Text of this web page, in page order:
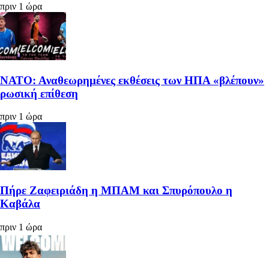
πριν 1 ώρα
ΝΑΤΟ: Αναθεωρημένες εκθέσεις των ΗΠΑ «βλέπουν»
ρωσική επίθεση
πριν 1 ώρα
Πήρε Ζαφειριάδη η ΜΠΑΜ και Σπυρόπουλο η
Καβάλα
πριν 1 ώρα